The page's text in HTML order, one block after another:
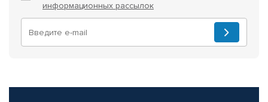
информационных рассылок